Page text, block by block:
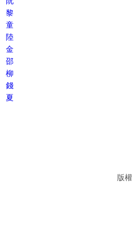
黎
童
陸
金
邵
柳
錢
夏
版